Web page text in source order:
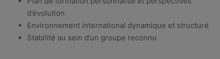
d’évolution
Environnement international dynamique et structuré
Stabilité au sein d’un groupe reconnu